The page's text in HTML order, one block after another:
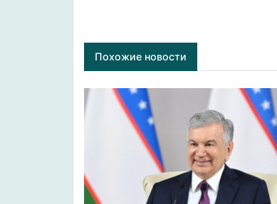
Похожие новости